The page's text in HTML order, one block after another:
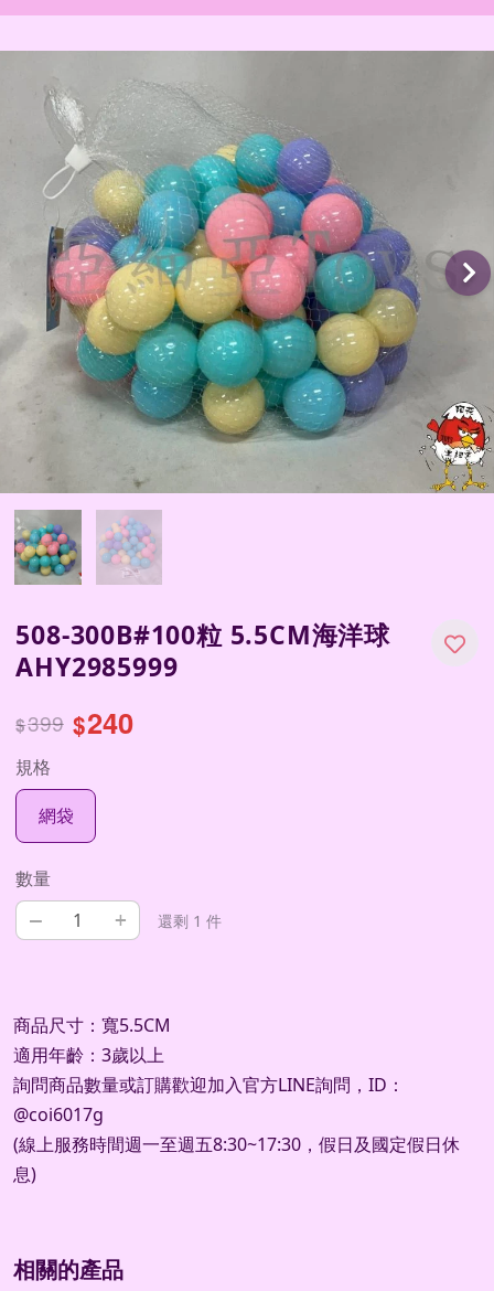
508-300B#100粒 5.5CM海洋球
AHY2985999
$399 $240
規格
網袋
數量
– + 還剩 1 件
商品尺寸：寬5.5CM
適用年齡：3歲以上
詢問商品數量或訂購歡迎加入官方LINE詢問， ID ：
@coi6017g
(線上服務時間週一至週五8:30~17:30 ，假日及國定假日休
息)
相關的產品